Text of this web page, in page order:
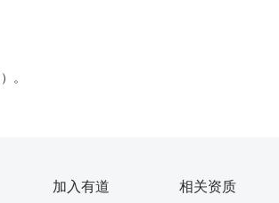
。
加入有道 相关资质